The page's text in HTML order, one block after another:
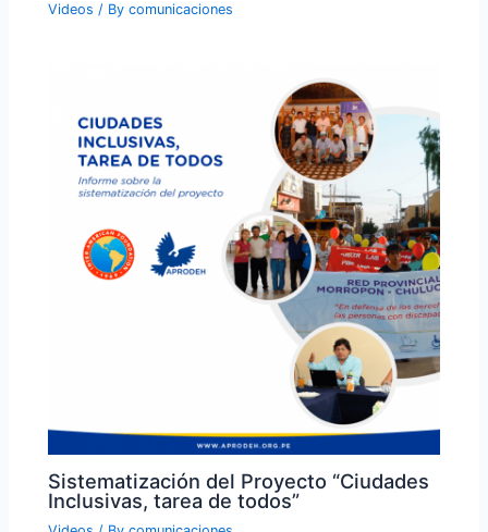
Videos / Bycomunicaciones
Sistematización del Proyecto “Ciudades
Inclusivas, tarea de todos”